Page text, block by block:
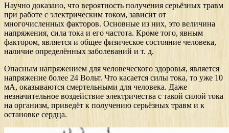
Научно доказано, что вероятность получения серьёзных травм
при работе с электрическим током, зависит от
многочисленных факторов. Основные из них, это величина
напряжения, сила тока и его частота. Кроме того, явным
фактором, является и общее физическое состояние человека,
наличие определённых заболеваний и т. д.
Опасным напряжением для человеческого здоровья, является
напряжение более 24 Вольт. Что касается силы тока, то уже 10
мА, оказываются смертельными для человека. Даже
незначительное воздействие электричества с такой силой тока
на организм, приведёт к получению серьёзных травм и к
остановке сердца.